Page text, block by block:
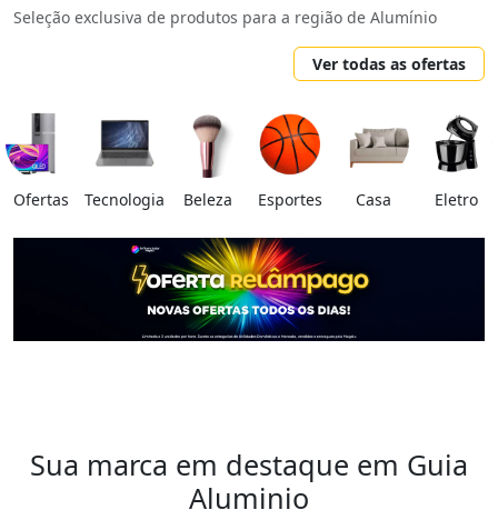
Seleção exclusiva de produtos para a região de Alumínio
Ver todas as ofertas
Ofertas Tecnologia Beleza Esportes Casa Eletro
Sua marca em destaque em Guia
Aluminio